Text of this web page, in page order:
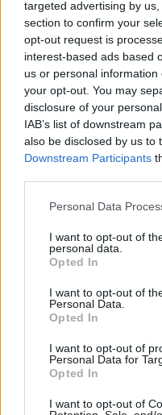
targeted advertising by
section to confirm your
opt-out request is
interest-based ads based
us or personal
your opt-out. You may
disclosure of your
IAB’s list of downstream
also be disclosed by us to
Downstream Participants
Please note that this
not limited to your visit or
grant or deny consent to
use your data for below
consent section.
Personal Data
I want to opt-out of
personal data.
Opted In
I want to opt-out of
Personal Data.
Opted In
I want to opt-out of
Personal Data for
Opted In
I want to opt-out of
ξεκίνησε,
Γραμματείας, της
του ΣΥΡΙΖΑ-
απόφαση δεν
αγώνες για εθνική
και κοινωνική
πρόθεσή μου να
θέση κρίνω πιο